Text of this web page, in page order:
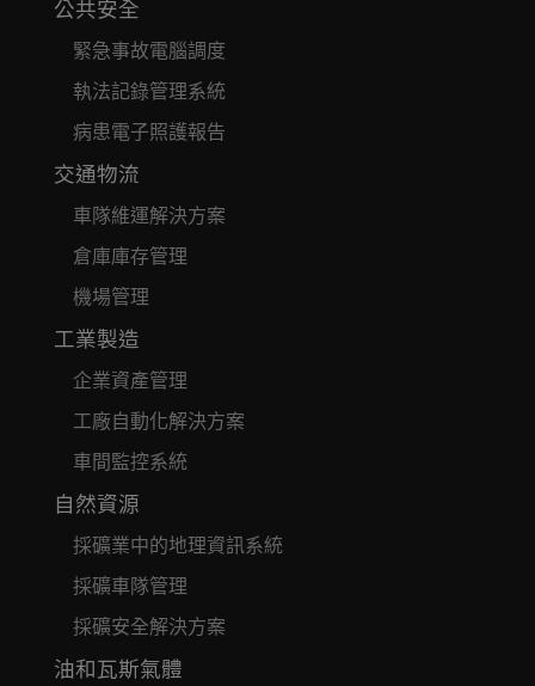
公共安全
緊急事故電腦調度
執法記錄管理系統
病患電子照護報告
交通物流
車隊維運解決方案
倉庫庫存管理
機場管理
工業製造
企業資產管理
工廠自動化解決方案
車間監控系統
自然資源
採礦業中的地理資訊系統
採礦車隊管理
採礦安全解決方案
油和瓦斯氣體